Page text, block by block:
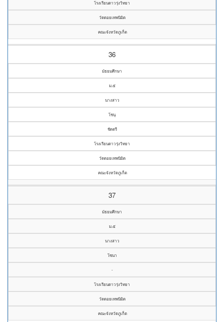
โรงเรียนดาวรุ่งวิทยา
วัดดอยเทพนิมิต
คณะจังหวัดภูเก็ต
36
มัธยมศึกษา
ม.๕
นางสาว
โชนุ
ชัดตรี
โรงเรียนดาวรุ่งวิทยา
วัดดอยเทพนิมิต
คณะจังหวัดภูเก็ต
37
มัธยมศึกษา
ม.๕
นางสาว
โซนา
-
โรงเรียนดาวรุ่งวิทยา
วัดดอยเทพนิมิต
คณะจังหวัดภูเก็ต